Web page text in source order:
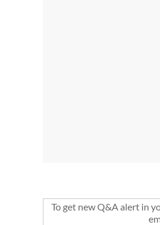
To get new Q&A alert in